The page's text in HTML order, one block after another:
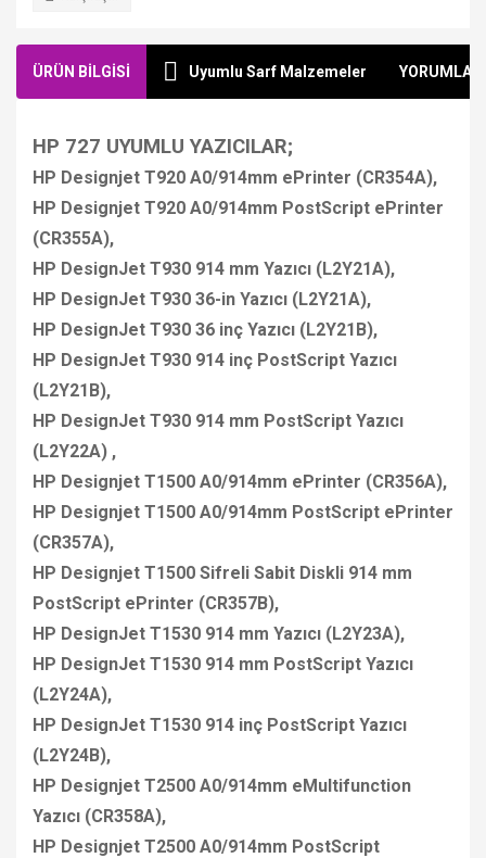
ÜRÜN BİLGİSİ Uyumlu Sarf Malzemeler YORUMLAR
HP 727 UYUMLU YAZICILAR;
HP Designjet T920 A0/914mm ePrinter (CR354A),
HP Designjet T920 A0/914mm PostScript ePrinter
(CR355A),
HP DesignJet T930 914 mm Yazıcı (L2Y21A),
HP DesignJet T930 36-in Yazıcı (L2Y21A),
HP DesignJet T930 36 inç Yazıcı (L2Y21B),
HP DesignJet T930 914 inç PostScript Yazıcı
(L2Y21B),
HP DesignJet T930 914 mm PostScript Yazıcı
(L2Y22A) ,
HP Designjet T1500 A0/914mm ePrinter (CR356A),
HP Designjet T1500 A0/914mm PostScript ePrinter
(CR357A),
HP Designjet T1500 Sifreli Sabit Diskli 914 mm
PostScript ePrinter (CR357B),
HP DesignJet T1530 914 mm Yazıcı (L2Y23A),
HP DesignJet T1530 914 mm PostScript Yazıcı
(L2Y24A),
HP DesignJet T1530 914 inç PostScript Yazıcı
(L2Y24B),
HP Designjet T2500 A0/914mm eMultifunction
Yazıcı (CR358A),
HP Designjet T2500 A0/914mm PostScript